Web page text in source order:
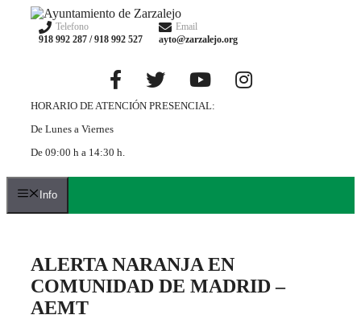
Saltar
contenido
Telefono
918 992 287 / 918 992 527
Email
ayto@zarzalejo.org
HORARIO DE ATENCIÓN PRESENCIAL:
De Lunes a Viernes
De 09:00 h a 14:30 h.
Info
ALERTA NARANJA EN
COMUNIDAD DE MADRID –
AEMT